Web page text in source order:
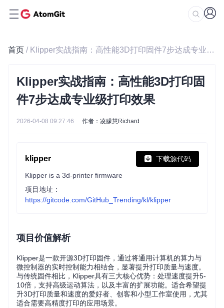
首页 / Klipper实战指南：高性能3D打印固件7步达成专业级打印效果
Klipper实战指南：高性能3D打印固
件7步达成专业级打印效果
2026-04-08 09:27:46 作者：凌朦慧Richard
klipper 下载源代码
Klipper is a 3d-printer firmware
项目地址：
https://gitcode.com/GitHub_Trending/kl/klipper
项目价值解析
Klipper是一款开源3D打印固件，通过将通用计算机的算力与
微控制器的实时控制能力相结合，显著提升打印质量与速度。
与传统固件相比，Klipper具有三大核心优势：处理速度提升5-
10倍，支持高级运动算法，以及丰富的扩展功能。适合希望提
升3D打印质量和速度的爱好者、创客和小型工作室使用，尤其
适合需要高精度打印的应用场景。